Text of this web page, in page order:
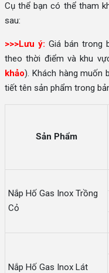
Cụ thể bạn có thể tham
sau:
>>>Lưu ý: Giá bán trong
theo thời điểm và khu
khảo). Khách hàng muốn
tiết tên sản phẩm trong
Sản Phẩm
Nắp Hố Gas Inox Trồng
Cỏ
Nắp Hố Gas Inox Lát